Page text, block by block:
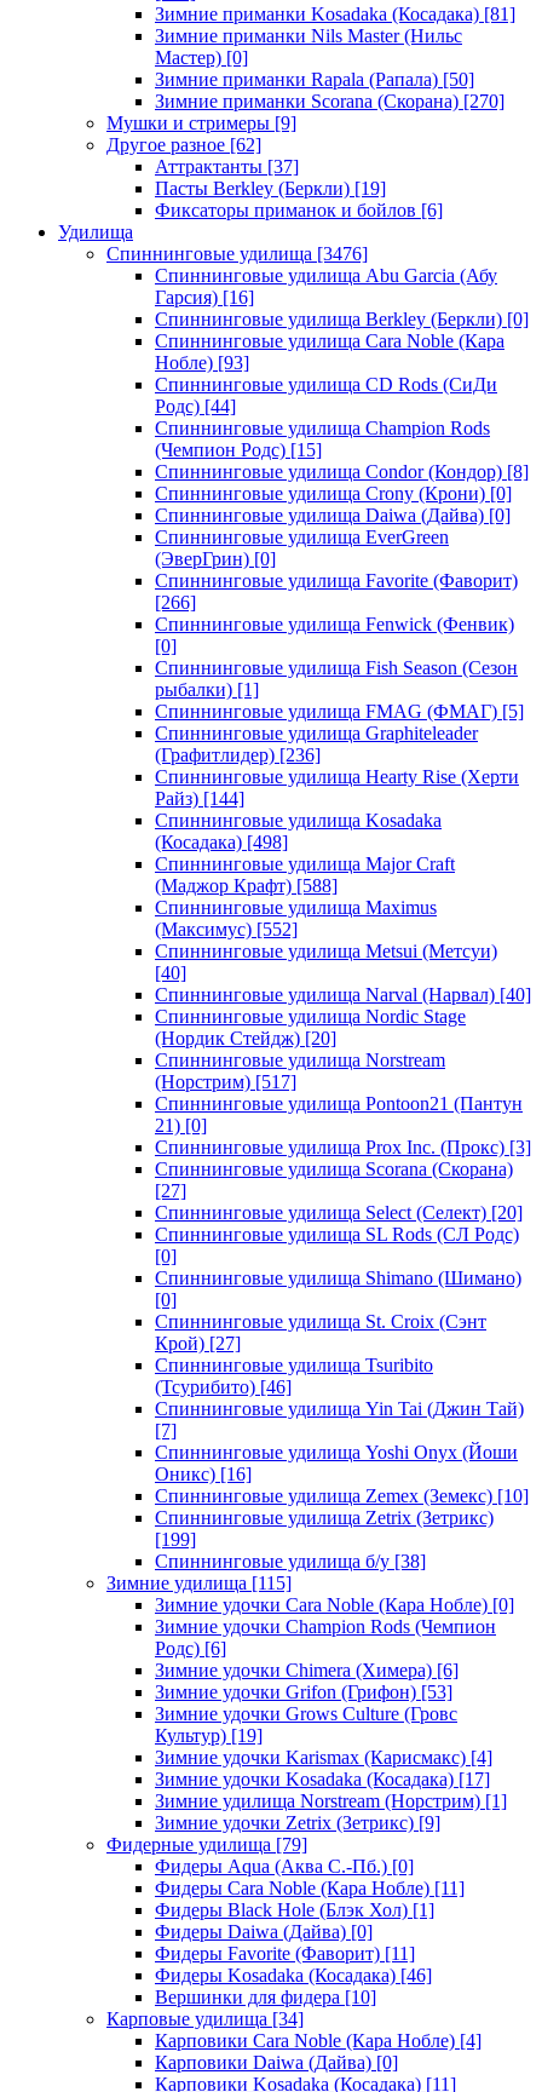
Зимние приманки Kosadaka (Косадака) [81]
Зимние приманки Nils Master (Нильс
Мастер) [0]
Зимние приманки Rapala (Рапала) [50]
Зимние приманки Scorana (Скорана) [270]
Мушки и стримеры [9]
Другое разное [62]
Аттрактанты [37]
Пасты Berkley (Беркли) [19]
Фиксаторы приманок и бойлов [6]
Удилища
Спиннинговые удилища [3476]
Спиннинговые удилища Abu Garcia (Абу
Гарсия) [16]
Спиннинговые удилища Berkley (Беркли) [0]
Спиннинговые удилища Cara Noble (Кара
Нобле) [93]
Спиннинговые удилища CD Rods (СиДи
Родс) [44]
Спиннинговые удилища Champion Rods
(Чемпион Родс) [15]
Спиннинговые удилища Condor (Кондор) [8]
Спиннинговые удилища Crony (Крони) [0]
Спиннинговые удилища Daiwa (Дайва) [0]
Спиннинговые удилища EverGreen
(ЭверГрин) [0]
Спиннинговые удилища Favorite (Фаворит)
[266]
Спиннинговые удилища Fenwick (Фенвик)
[0]
Спиннинговые удилища Fish Season (Сезон
рыбалки) [1]
Спиннинговые удилища FMAG (ФМАГ) [5]
Спиннинговые удилища Graphiteleader
(Графитлидер) [236]
Спиннинговые удилища Hearty Rise (Херти
Райз) [144]
Спиннинговые удилища Kosadaka
(Косадака) [498]
Спиннинговые удилища Major Craft
(Маджор Крафт) [588]
Спиннинговые удилища Maximus
(Максимус) [552]
Спиннинговые удилища Metsui (Метсуи)
[40]
Спиннинговые удилища Narval (Нарвал) [40]
Спиннинговые удилища Nordic Stage
(Нордик Стейдж) [20]
Спиннинговые удилища Norstream
(Норстрим) [517]
Спиннинговые удилища Pontoon21 (Пантун
21) [0]
Спиннинговые удилища Prox Inc. (Прокс) [3]
Спиннинговые удилища Scorana (Скорана)
[27]
Спиннинговые удилища Select (Селект) [20]
Спиннинговые удилища SL Rods (СЛ Родс)
[0]
Спиннинговые удилища Shimano (Шимано)
[0]
Спиннинговые удилища St. Croix (Сэнт
Крой) [27]
Спиннинговые удилища Tsuribito
(Тсурибито) [46]
Спиннинговые удилища Yin Tai (Джин Тай)
[7]
Спиннинговые удилища Yoshi Onyx (Йоши
Оникс) [16]
Спиннинговые удилища Zemex (Земекс) [10]
Спиннинговые удилища Zetrix (Зетрикс)
[199]
Спиннинговые удилища б/у [38]
Зимние удилища [115]
Зимние удочки Cara Noble (Кара Нобле) [0]
Зимние удочки Champion Rods (Чемпион
Родс) [6]
Зимние удочки Chimera (Химера) [6]
Зимние удочки Grifon (Грифон) [53]
Зимние удочки Grows Culture (Гровс
Культур) [19]
Зимние удочки Karismax (Карисмакс) [4]
Зимние удочки Kosadaka (Косадака) [17]
Зимние удилища Norstream (Норстрим) [1]
Зимние удочки Zetrix (Зетрикс) [9]
Фидерные удилища [79]
Фидеры Aqua (Аква С.-Пб.) [0]
Фидеры Cara Noble (Кара Нобле) [11]
Фидеры Black Hole (Блэк Хол) [1]
Фидеры Daiwa (Дайва) [0]
Фидеры Favorite (Фаворит) [11]
Фидеры Kosadaka (Косадака) [46]
Вершинки для фидера [10]
Карповые удилища [34]
Карповики Cara Noble (Кара Нобле) [4]
Карповики Daiwa (Дайва) [0]
Карповики Kosadaka (Косадака) [11]